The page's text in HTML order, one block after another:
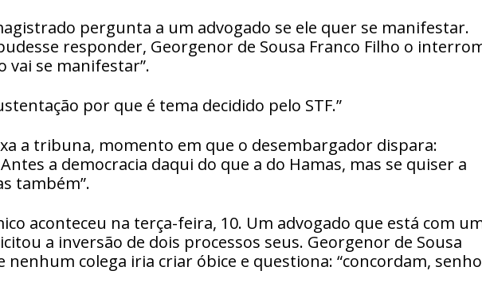
pergunta a um advogado se ele quer se manifestar.
responder, Georgenor de Sousa Franco Filho o
vai se manifestar”.
por que é tema decidido pelo STF.”
a tribuna, momento em que o desembargador dispara:
a democracia daqui do que a do Hamas, mas se quiser a
também”.
aconteceu na terça-feira, 10. Um advogado que está com
a inversão de dois processos seus. Georgenor de Sousa
nenhum colega iria criar óbice e questiona: “concordam,